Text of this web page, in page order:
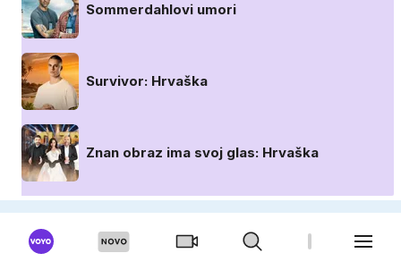
Sommerdahlovi umori
Survivor: Hrvaška
Znan obraz ima svoj glas: Hrvaška